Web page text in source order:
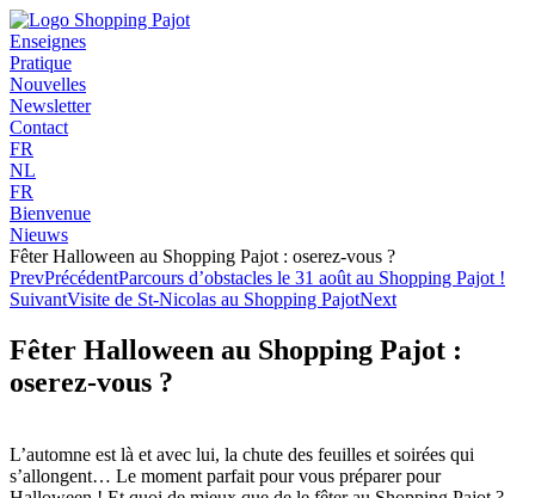
Skip
to
content
Enseignes
Pratique
Nouvelles
Newsletter
Contact
FR
NL
FR
Bienvenue
Nieuws
Fêter Halloween au Shopping Pajot : oserez-vous ?
PrevPrécédentParcours d’obstacles le 31 août au Shopping Pajot !
SuivantVisite de St-Nicolas au Shopping PajotNext
Fêter Halloween au Shopping Pajot :
oserez-vous ?
L’automne est là et avec lui, la chute des feuilles et soirées qui
s’allongent… Le moment parfait pour vous préparer pour